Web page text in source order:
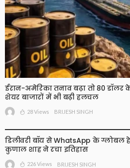
ईरान-अमेरिका तनाव बढ़ा तो 80 डॉलर
शेयर बाजारों में भी बढ़ी हलचल
28 Views BRIJESH SINGH
डिलीवरी बॉय से WhatsApp के ग्लोबल
कुणाल शाह ने रचा इतिहास
226 Views BRIJESH SINGH